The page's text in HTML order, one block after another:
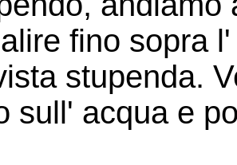
fino sopra
stupenda.
sull' acqua e